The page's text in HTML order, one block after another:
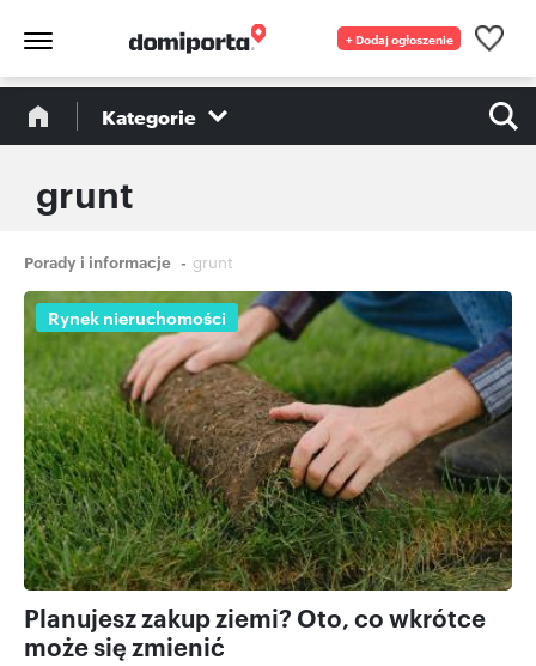
+ Dodaj ogłoszenie
Kategorie
grunt
Ścieżka
nawigacyjna
Porady i informacje grunt
Rynek nieruchomości
Planujesz zakup ziemi? Oto, co wkrótce
może się zmienić